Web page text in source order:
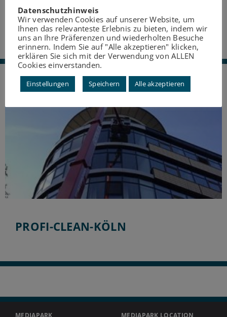
MARX GEBÄUDEREINIGUNG –
DIENSTLEISTUNGEN
PROFI-CLEAN-KÖLN
MEDIAPARK MEDIAPARK LOCATION
Datenschutzhinweis
Wir verwenden Cookies auf unserer Website, um
Ihnen das relevanteste Erlebnis zu bieten, indem wir
uns an Ihre Präferenzen und wiederholten Besuche
erinnern. Indem Sie auf "Alle akzeptieren" klicken,
erklären Sie sich mit der Verwendung von ALLEN
Cookies einverstanden.
Einstellungen Speichern Alle akzeptieren